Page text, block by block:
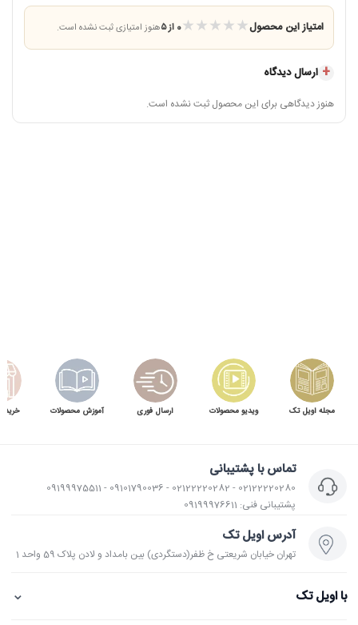
امتیاز این محصول ★★★★★ 0 از ۵ هنوز امتیازی ثبت نشده است.
ارسال دیدگاه
هنوز دیدگاهی برای این محصول ثبت نشده است.
مجله اویل تک ویدیو محصولات ارسال فوری آموزش محصولات خرید
تماس با پشتیبانی
02122220280 - 02122220282 - 09101790036 - 09199975511
پشتیبانی فنی: 09199976611
آدرس اویل تک
تهران خیابان شریعتی خ ظفر(دستگردی) بین بامداد و لادن پلاک 59 واحد 1
با اویل تک ⌄